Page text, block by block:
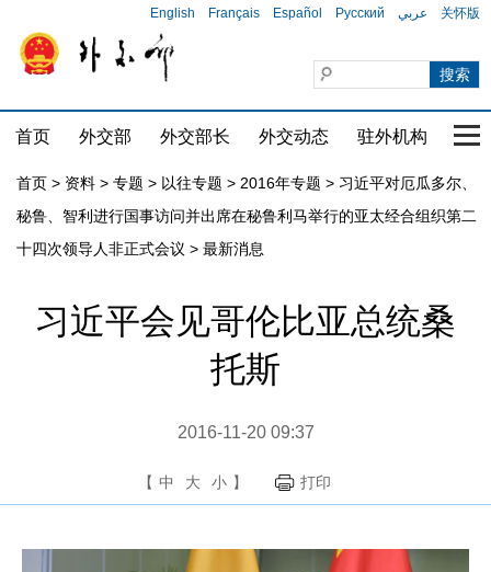
English Français Español Русский عربي 关怀版
首页 外交部 外交部长 外交动态 驻外机构 国
首页 > 资料 > 专题 > 以往专题 > 2016年专题 > 习近平对厄瓜多尔、
秘鲁、智利进行国事访问并出席在秘鲁利马举行的亚太经合组织第二
十四次领导人非正式会议 > 最新消息
习近平会见哥伦比亚总统桑
托斯
2016-11-20 09:37
【 中 大 小 】 打印